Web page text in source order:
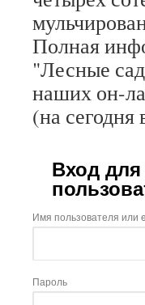
Полная
"Лесные
наших он-
(на сегодня
Вход
Имя пользователя или
Пароль